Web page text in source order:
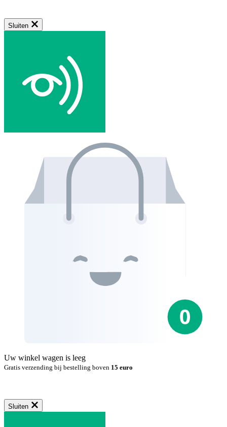
Sluiten
Uw winkel wagen is leeg
Gratis verzending bij bestelling boven 15 euro
Sluiten